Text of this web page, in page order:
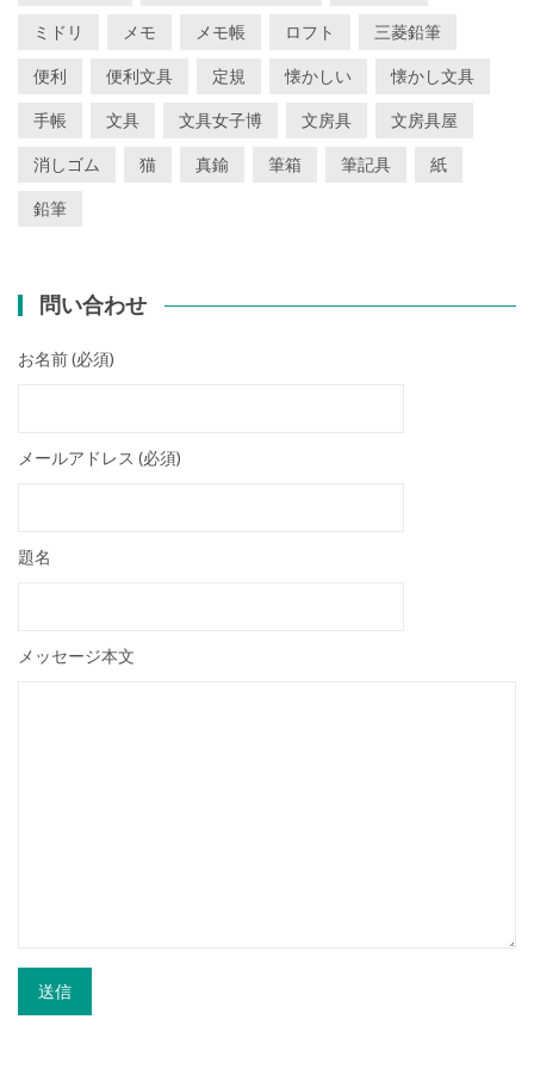
ミドリ メモ メモ帳 ロフト 三菱鉛筆
便利 便利文具 定規 懐かしい 懐かし文具
手帳 文具 文具女子博 文房具 文房具屋
消しゴム 猫 真鍮 筆箱 筆記具 紙
鉛筆
問い合わせ
お名前 (必須)
メールアドレス (必須)
題名
メッセージ本文